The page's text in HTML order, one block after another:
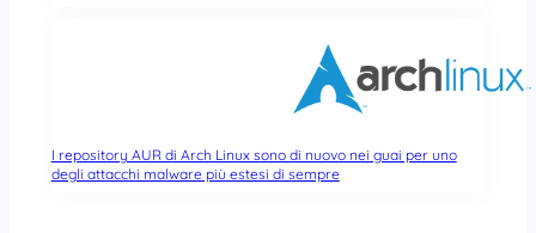
I repository AUR di Arch Linux sono di nuovo nei guai per uno
degli attacchi malware più estesi di sempre